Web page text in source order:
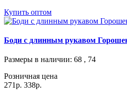
Купить оптом
Боди с длинным рукавом
Размеры в наличии: 68 , 74
Розничная цена
271р. 338р.